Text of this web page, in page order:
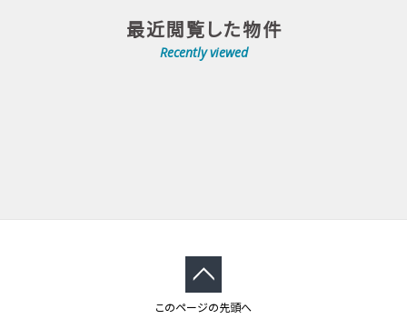
最近閲覧した物件
Recently viewed
このページの先頭へ